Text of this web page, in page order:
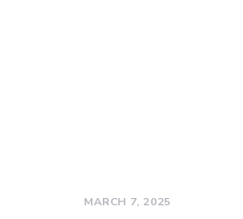
MARCH 7, 2025